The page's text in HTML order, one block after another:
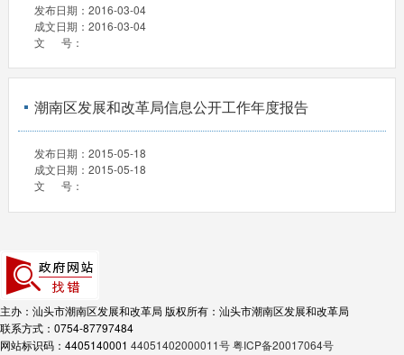
发布日期： 2016-03-04
成文日期： 2016-03-04
文 号：
潮南区发展和改革局信息公开工作年度报告
发布日期： 2015-05-18
成文日期： 2015-05-18
文 号：
主办：汕头市潮南区发展和改革局 版权所有：汕头市潮南区发展和改革局
联系方式：0754-87797484
网站标识码：4405140001 44051402000011号粤ICP备20017064号